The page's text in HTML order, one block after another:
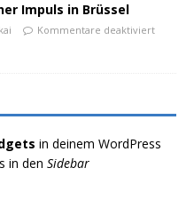
Impuls in Brüssel
kai Kommentare deaktiviert
in deinem WordPress
in den Sidebar